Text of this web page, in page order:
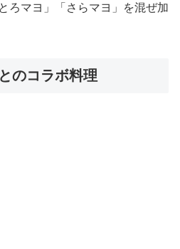
ろマヨ」「さらマヨ」を混ぜ加
のコラボ料理